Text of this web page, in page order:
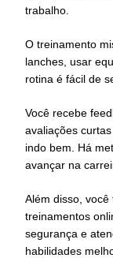
trabalho.
O treinamento
lanches, usar
rotina é fácil de
Você recebe
avaliações
indo bem. Há
avançar na
Além disso,
treinamentos
segurança e
habilidades